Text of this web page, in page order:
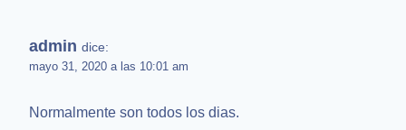
admin dice:
mayo 31, 2020 a las 10:01 am
Normalmente son todos los dias.